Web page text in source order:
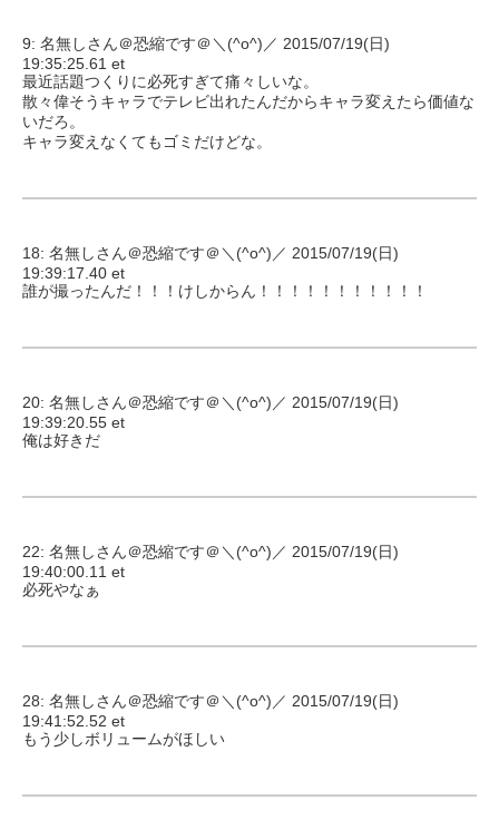
9: 名無しさん＠恐縮です＠＼(^o^)／ 2015/07/19(日)
19:35:25.61 et
最近話題つくりに必死すぎて痛々しいな。
散々偉そうキャラでテレビ出れたんだからキャラ変えたら価値な
いだろ。
キャラ変えなくてもゴミだけどな。
18: 名無しさん＠恐縮です＠＼(^o^)／ 2015/07/19(日)
19:39:17.40 et
誰が撮ったんだ！！！けしからん！！！！！！！！！！！
20: 名無しさん＠恐縮です＠＼(^o^)／ 2015/07/19(日)
19:39:20.55 et
俺は好きだ
22: 名無しさん＠恐縮です＠＼(^o^)／ 2015/07/19(日)
19:40:00.11 et
必死やなぁ
28: 名無しさん＠恐縮です＠＼(^o^)／ 2015/07/19(日)
19:41:52.52 et
もう少しボリュームがほしい